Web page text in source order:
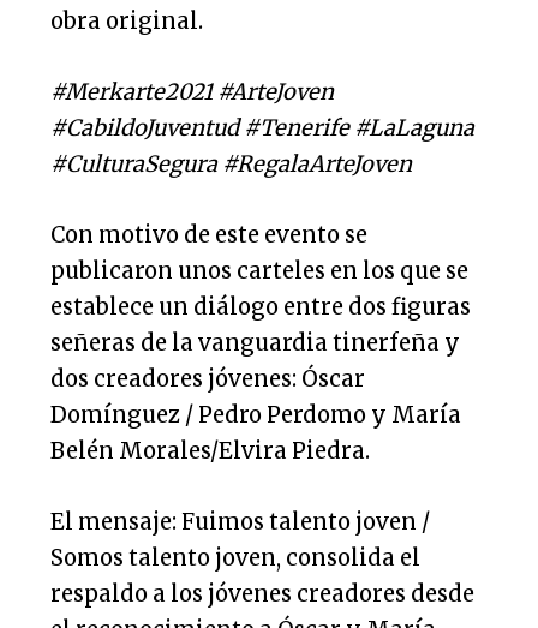
obra original.
#Merkarte2021 #ArteJoven
#CabildoJuventud #Tenerife #LaLaguna
#CulturaSegura #RegalaArteJoven
Con motivo de este evento se
publicaron unos carteles en los que se
establece un diálogo entre dos figuras
señeras de la vanguardia tinerfeña y
dos creadores jóvenes: Óscar
Domínguez / Pedro Perdomo y María
Belén Morales/Elvira Piedra.
El mensaje: Fuimos talento joven /
Somos talento joven, consolida el
respaldo a los jóvenes creadores desde